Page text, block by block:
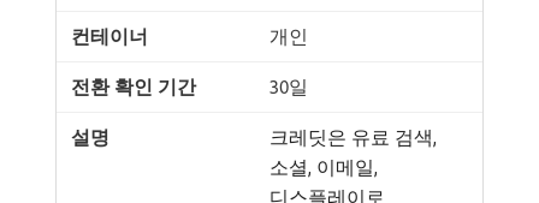
개인
30일
크레딧은 유료 검색,
소셜, 이메일,
디스플레이로